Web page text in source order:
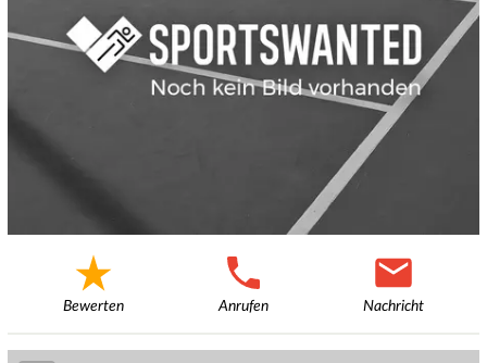
Bewerten Anrufen Nachricht